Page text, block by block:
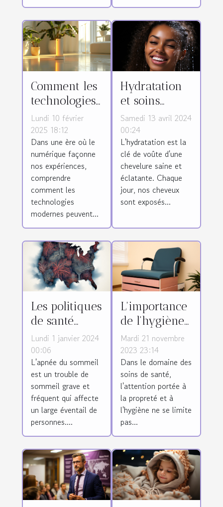
Comment les
technologies
modernes
peuvent
enrichir
votre
quotidien
Lundi 10 février
2025 18:12
Dans une ère où le
numérique façonne
nos expériences,
comprendre
comment les
technologies
modernes peuvent...
Hydratation
et soins
capillaires :
l'importance
de l'eau pour
vos cheveux
Samedi 13 avril 2024
00:24
L'hydratation est la
clé de voûte d'une
chevelure saine et
éclatante. Chaque
jour, nos cheveux
sont exposés...
Les politiques
de santé
publique face
à l'apnée du
sommeil
Lundi 1 janvier 2024
00:06
L'apnée du sommeil
est un trouble de
sommeil grave et
fréquent qui affecte
un large éventail de
personnes....
L'importance
de l'hygiène
et du
nettoyage des
divans
d'examen
médical
Mardi 21 novembre
2023 23:14
Dans le domaine des
soins de santé,
l'attention portée à
la propreté et à
l'hygiène ne se limite
pas...